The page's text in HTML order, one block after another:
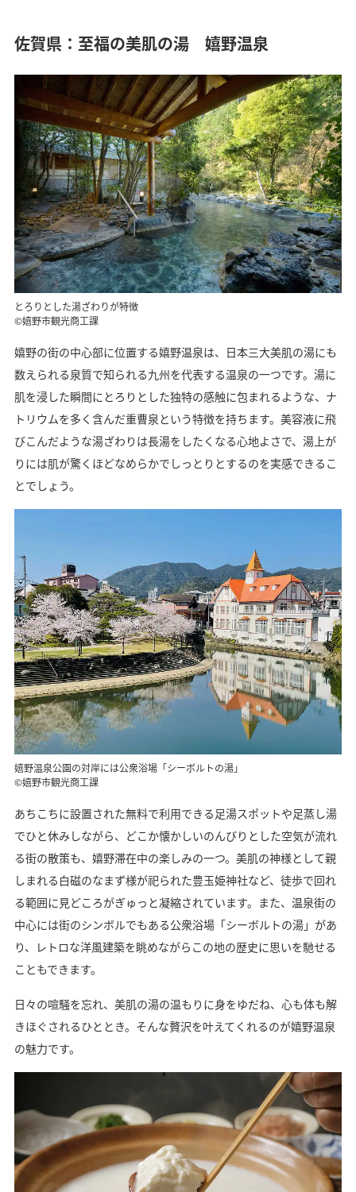
佐賀県：至福の美肌の湯 嬉野温泉
とろりとした湯ざわりが特徴
©嬉野市観光商工課
嬉野の街の中心部に位置する嬉野温泉は、日本三大美肌の湯にも
数えられる泉質で知られる九州を代表する温泉の一つです。湯に
肌を浸した瞬間にとろりとした独特の感触に包まれるような、ナ
トリウムを多く含んだ重曹泉という特徴を持ちます。美容液に飛
びこんだような湯ざわりは長湯をしたくなる心地よさで、湯上が
りには肌が驚くほどなめらかでしっとりとするのを実感できるこ
とでしょう。
嬉野温泉公園の対岸には公衆浴場「シーボルトの湯」
©嬉野市観光商工課
あちこちに設置された無料で利用できる足湯スポットや足蒸し湯
でひと休みしながら、どこか懐かしいのんびりとした空気が流れ
る街の散策も、嬉野滞在中の楽しみの一つ。美肌の神様として親
しまれる白磁のなまず様が祀られた豊玉姫神社など、徒歩で回れ
る範囲に見どころがぎゅっと凝縮されています。また、温泉街の
中心には街のシンボルでもある公衆浴場「シーボルトの湯」があ
り、レトロな洋風建築を眺めながらこの地の歴史に思いを馳せる
こともできます。
日々の喧騒を忘れ、美肌の湯の温もりに身をゆだね、心も体も解
きほぐされるひととき。そんな贅沢を叶えてくれるのが嬉野温泉
の魅力です。